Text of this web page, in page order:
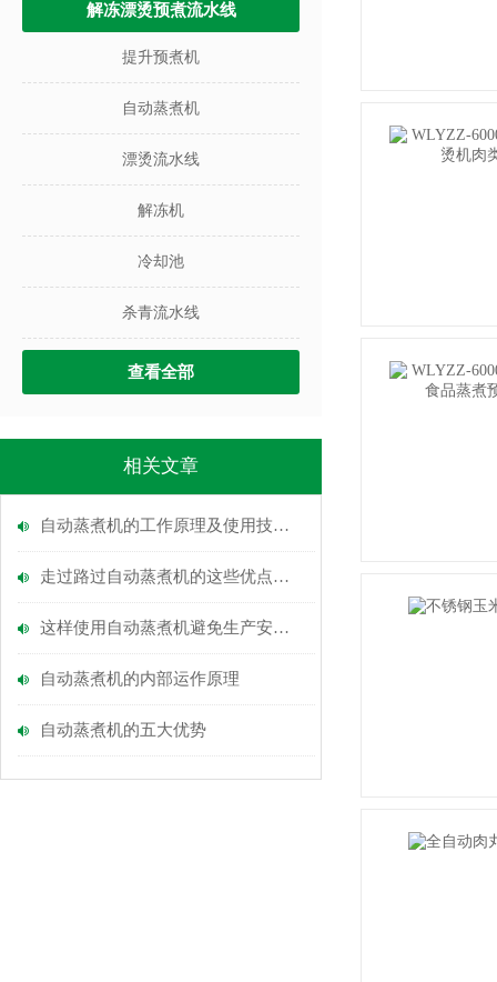
解冻漂烫预煮流水线
提升预煮机
自动蒸煮机
漂烫流水线
解冻机
冷却池
杀青流水线
查看全部
相关文章
自动蒸煮机的工作原理及使用技巧介绍
走过路过自动蒸煮机的这些优点不能错过
这样使用自动蒸煮机避免生产安全隐患
自动蒸煮机的内部运作原理
自动蒸煮机的五大优势